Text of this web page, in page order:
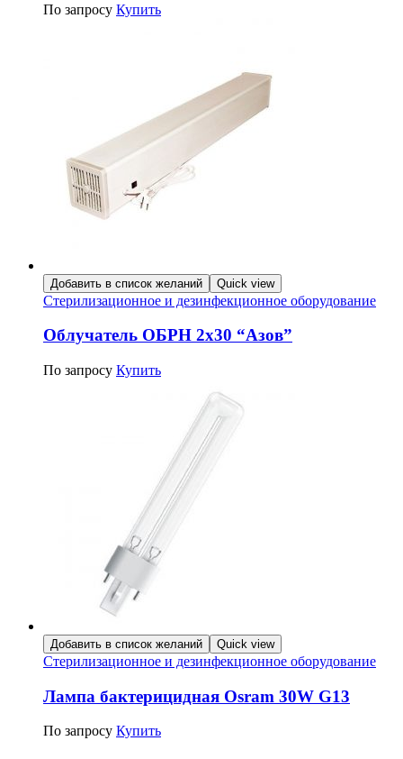
По запросу Купить
Добавить в список желаний Quick view
Стерилизационное и дезинфекционное оборудование
Облучатель ОБРН 2х30 “Азов”
По запросу Купить
Добавить в список желаний Quick view
Стерилизационное и дезинфекционное оборудование
Лампа бактерицидная Osram 30W G13
По запросу Купить